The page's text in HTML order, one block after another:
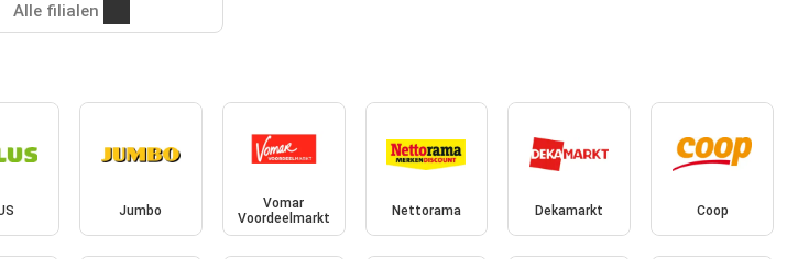
Alle filialen
Jumbo
Vomar
Voordeelmarkt
Nettorama Dekamarkt Coop